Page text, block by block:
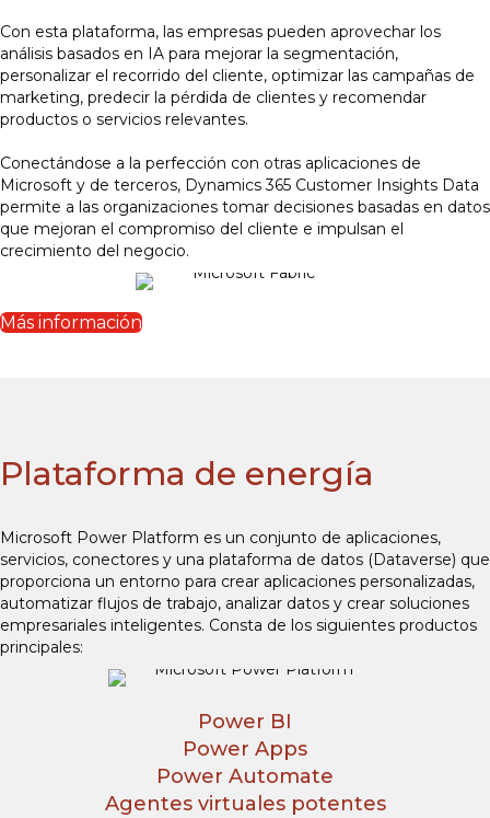
Con esta plataforma, las empresas pueden aprovechar los
análisis basados en IA para mejorar la segmentación,
personalizar el recorrido del cliente, optimizar las campañas de
marketing, predecir la pérdida de clientes y recomendar
productos o servicios relevantes.
Conectándose a la perfección con otras aplicaciones de
Microsoft y de terceros, Dynamics 365 Customer Insights Data
permite a las organizaciones tomar decisiones basadas en datos
que mejoran el compromiso del cliente e impulsan el
crecimiento del negocio.
Más información
Plataforma de energía
Microsoft Power Platform es un conjunto de aplicaciones,
servicios, conectores y una plataforma de datos (Dataverse) que
proporciona un entorno para crear aplicaciones personalizadas,
automatizar flujos de trabajo, analizar datos y crear soluciones
empresariales inteligentes. Consta de los siguientes productos
principales:
Power BI
Power Apps
Power Automate
Agentes virtuales potentes